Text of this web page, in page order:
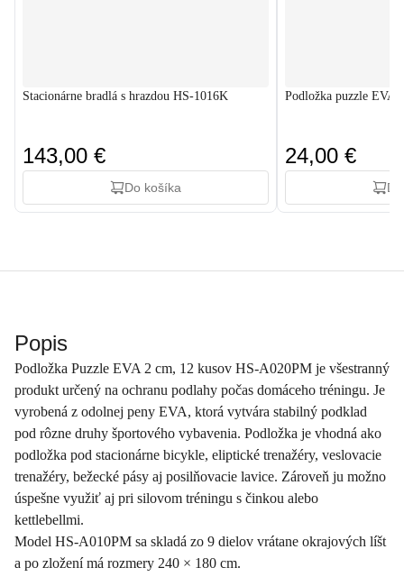
Stacionárne bradlá s hrazdou HS-1016K
143,00 €
Do košíka
Podložka puzzle EVA
24,00 €
Popis
Podložka Puzzle EVA 2 cm, 12 kusov HS-A020PM je všestranný
produkt určený na ochranu podlahy počas domáceho tréningu. Je
vyrobená z odolnej peny EVA, ktorá vytvára stabilný podklad
pod rôzne druhy športového vybavenia. Podložka je vhodná ako
podložka pod stacionárne bicykle, eliptické trenažéry, veslovacie
trenažéry, bežecké pásy aj posilňovacie lavice. Zároveň ju možno
úspešne využiť aj pri silovom tréningu s činkou alebo
kettlebellmi.
Model HS-A010PM sa skladá zo 9 dielov vrátane okrajových líšt
a po zložení má rozmery 240 × 180 cm.